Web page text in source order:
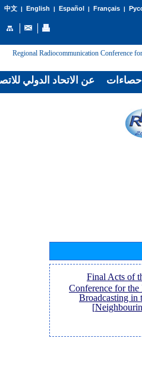
中文| English | Español | Français|
: [Regional Radiocommunication Conference
[Final Acts of
Conference for
Broadcasting in
عن الاتحاد الدولي